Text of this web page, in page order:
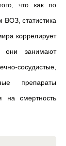
что как по
ВОЗ, статистика
коррелирует
они занимают
сосудистые,
препараты
на смертность